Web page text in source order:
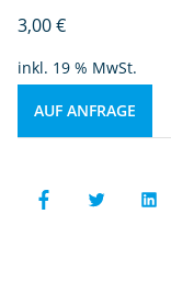
3,00€
inkl. 19 % MwSt.
AUF ANFRAGE